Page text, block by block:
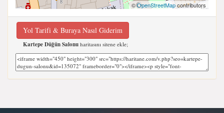
©OpenStreetMapcontributors
Yol Tarifi & Buraya Nasıl Giderim
Kartepe Düğün Salonu haritasını sitene ekle;